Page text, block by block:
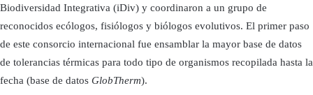
Biodiversidad Integrativa (iDiv) y coordinaron a un grupo de
reconocidos ecólogos, fisiólogos y biólogos evolutivos. El primer paso
de este consorcio internacional fue ensamblar la mayor base de datos
de tolerancias térmicas para todo tipo de organismos recopilada hasta la
fecha (base de datos GlobTherm).